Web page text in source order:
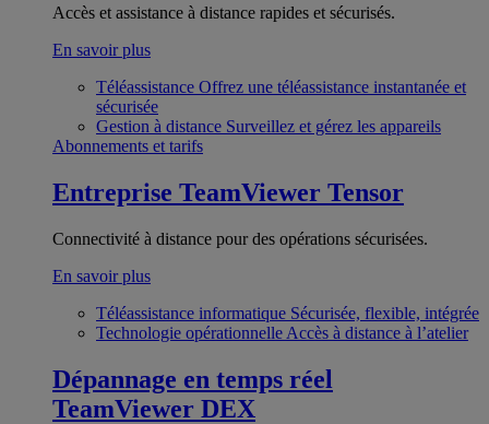
Accès et assistance à distance rapides et sécurisés.
En savoir plus
Téléassistance Offrez une téléassistance instantanée et
sécurisée
Gestion à distance Surveillez et gérez les appareils
Abonnements et tarifs
Entreprise TeamViewer Tensor
Connectivité à distance pour des opérations sécurisées.
En savoir plus
Téléassistance informatique Sécurisée, flexible, intégrée
Technologie opérationnelle Accès à distance à l’atelier
Dépannage en temps réel
TeamViewer DEX